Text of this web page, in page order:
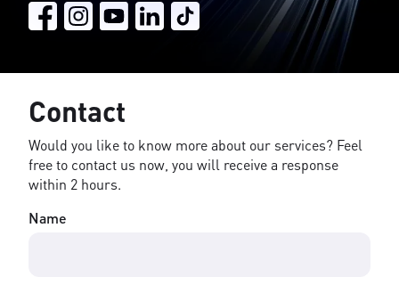
Contact
Would you like to know more about our services? Feel
free to contact us now, you will receive a response
within 2 hours.
Name